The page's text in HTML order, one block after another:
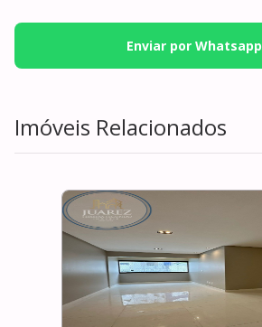
Enviar por Whatsapp
Imóveis Relacionados